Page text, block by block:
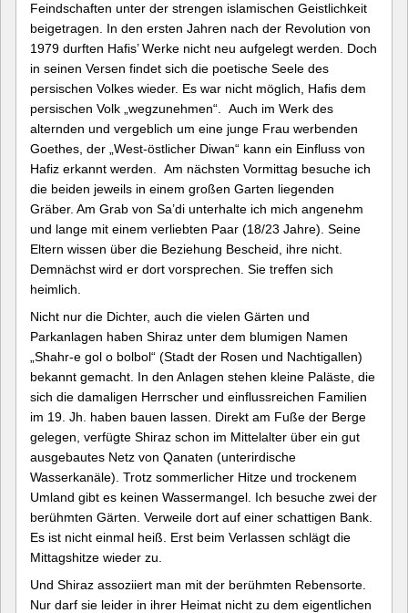
Feindschaften unter der strengen islamischen Geistlichkeit
beigetragen. In den ersten Jahren nach der Revolution von
1979 durften Hafis’ Werke nicht neu aufgelegt werden. Doch
in seinen Versen findet sich die poetische Seele des
persischen Volkes wieder. Es war nicht möglich, Hafis dem
persischen Volk „wegzunehmen“. Auch im Werk des
alternden und vergeblich um eine junge Frau werbenden
Goethes, der „West-östlicher Diwan“ kann ein Einfluss von
Hafiz erkannt werden. Am nächsten Vormittag besuche ich
die beiden jeweils in einem großen Garten liegenden
Gräber. Am Grab von Sa’di unterhalte ich mich angenehm
und lange mit einem verliebten Paar (18/23 Jahre). Seine
Eltern wissen über die Beziehung Bescheid, ihre nicht.
Demnächst wird er dort vorsprechen. Sie treffen sich
heimlich.
Nicht nur die Dichter, auch die vielen Gärten und
Parkanlagen haben Shiraz unter dem blumigen Namen
„Shahr-e gol o bolbol“ (Stadt der Rosen und Nachtigallen)
bekannt gemacht. In den Anlagen stehen kleine Paläste, die
sich die damaligen Herrscher und einflussreichen Familien
im 19. Jh. haben bauen lassen. Direkt am Fuße der Berge
gelegen, verfügte Shiraz schon im Mittelalter über ein gut
ausgebautes Netz von Qanaten (unterirdische
Wasserkanäle). Trotz sommerlicher Hitze und trockenem
Umland gibt es keinen Wassermangel. Ich besuche zwei der
berühmten Gärten. Verweile dort auf einer schattigen Bank.
Es ist nicht einmal heiß. Erst beim Verlassen schlägt die
Mittagshitze wieder zu.
Und Shiraz assoziiert man mit der berühmten Rebensorte.
Nur darf sie leider in ihrer Heimat nicht zu dem eigentlichen